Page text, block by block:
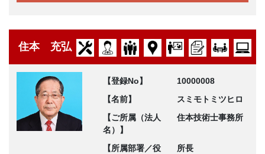
住本 充弘
【登録No】
10000008
【名前】
スミモトミツヒロ
【ご所属（法人
名）】
住本技術士事務所
【所属部署／役
所長